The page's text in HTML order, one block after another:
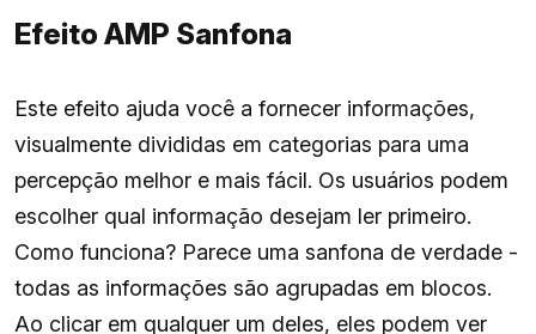
Efeito AMP Sanfona
Este efeito ajuda você a fornecer informações,
visualmente divididas em categorias para uma
percepção melhor e mais fácil. Os usuários podem
escolher qual informação desejam ler primeiro.
Como funciona? Parece uma sanfona de verdade -
todas as informações são agrupadas em blocos.
Ao clicar em qualquer um deles, eles podem ver